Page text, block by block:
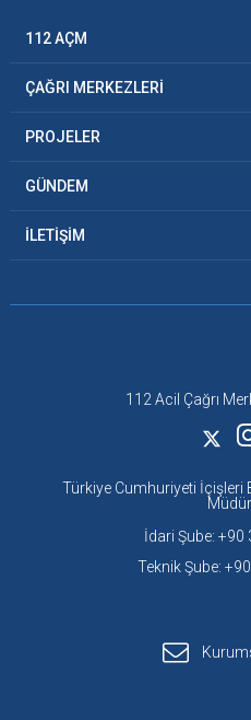
112 AÇM
ÇAĞRI MERKEZLERİ
PROJELER
GÜNDEM
İLETİŞİM
112 Acil Çağrı
Türkiye Cumhuriyeti İçişleri
İdari Şube: +90
Teknik Şube: